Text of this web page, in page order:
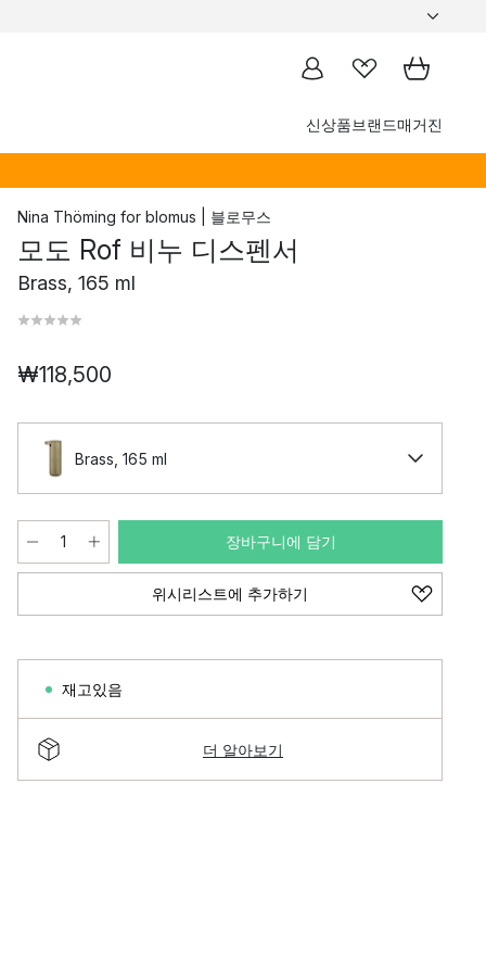
신상품브랜드매거진
Nina Thöming for blomus | 블로무스
모도 Rof 비누 디스펜서
Brass, 165 ml
₩118,500
Brass, 165 ml
장바구니에 담기
위시리스트에 추가하기
재고있음
더 알아보기